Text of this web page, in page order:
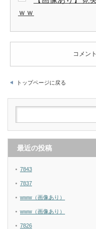
ｗｗ
コメン
トップページに戻る
最近の投稿
7843
7837
www（画像あり）
www（画像あり）
7826